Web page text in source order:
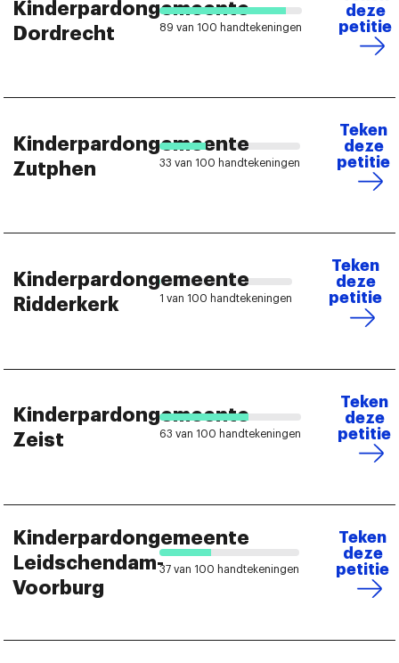
Kinderpardongemeente
Dordrecht
89 van 100 handtekeningen
deze
petitie
Kinderpardongemeente
Zutphen
33 van 100 handtekeningen
Teken
deze
petitie
Kinderpardongemeente
Ridderkerk
1 van 100 handtekeningen
Teken
deze
petitie
Kinderpardongemeente
Zeist
63 van 100 handtekeningen
Teken
deze
petitie
Kinderpardongemeente
Leidschendam-
Voorburg
37 van 100 handtekeningen
Teken
deze
petitie